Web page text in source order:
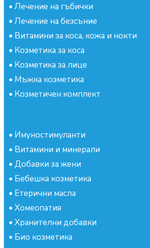
• Лечение на гъбички
• Лечение на безсъние
• Витамини за коса, кожа и нокти
• Козметика за коса
• Козметика за лице
• Мъжка козметика
• Козметичен комплект
• Имуностимуланти
• Витамини и минерали
• Добавки за жени
• Бебешка козметика
• Етерични масла
• Хомеопатия
• Хранителни добавки
• Био козметика